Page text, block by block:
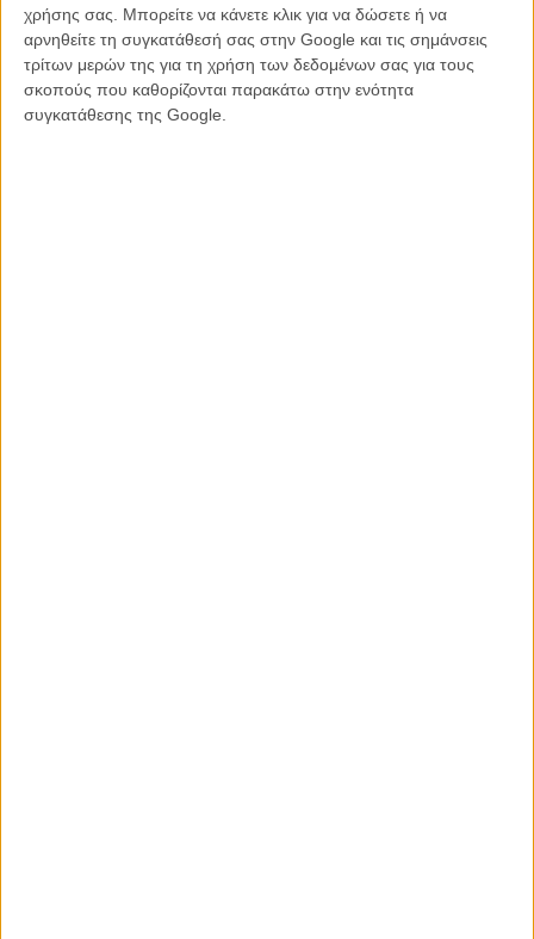
χρήσης σας. Μπορείτε να κάνετε κλικ για να δώσετε ή να
αρνηθείτε τη συγκατάθεσή σας στην Google και τις σημάνσεις
τρίτων μερών της για τη χρήση των δεδομένων σας για τους
σκοπούς που καθορίζονται παρακάτω στην ενότητα
συγκατάθεσης της Google.